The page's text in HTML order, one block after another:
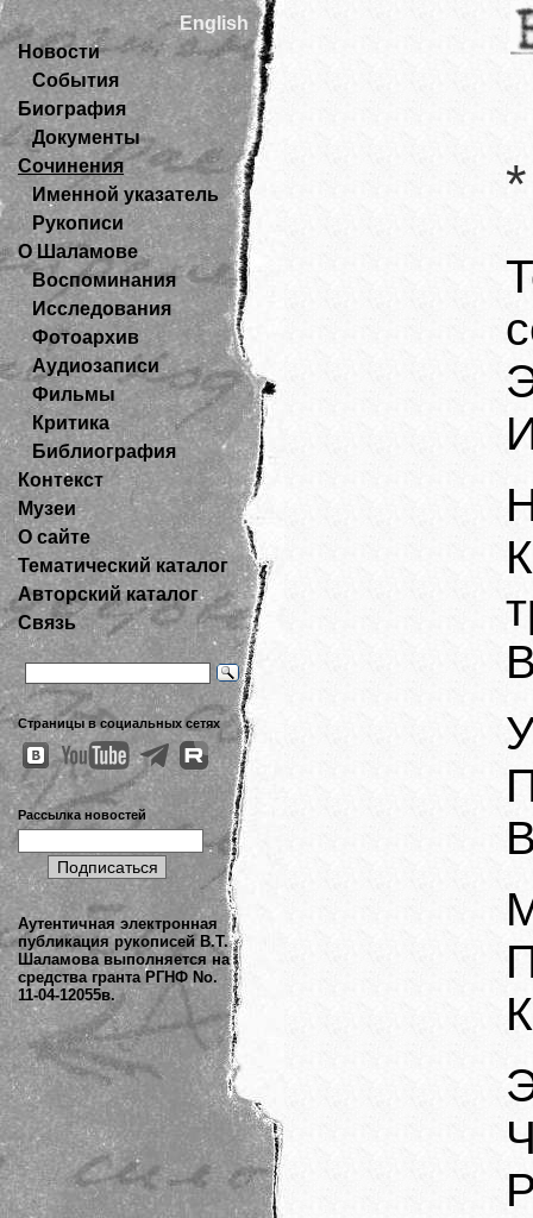
English
Новости
События
Биография
Документы
Сочинения
Именной указатель
Рукописи
О Шаламове
Воспоминания
Исследования
Фотоархив
Аудиозаписи
Фильмы
Критика
Библиография
Контекст
Музеи
О сайте
Тематический каталог
Авторский каталог
Связь
Страницы в социальных сетях
Рассылка новостей
Аутентичная электронная
публикация рукописей В.Т.
Шаламова выполняется на
средства гранта РГНФ No.
11-04-12055в.